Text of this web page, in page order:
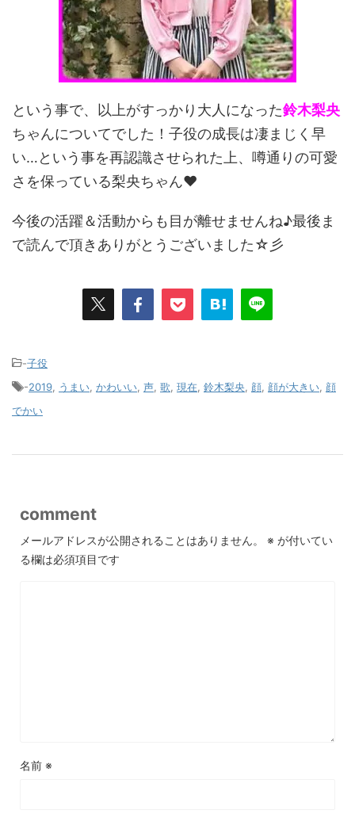
という事で、以上がすっかり大人になった鈴木梨央
ちゃんについてでした！子役の成長は凄まじく早
い…という事を再認識させられた上、噂通りの可愛
さを保っている梨央ちゃん♥
今後の活躍＆活動からも目が離せませんね♪最後ま
で読んで頂きありがとうございました☆彡
-子役
-2019 うまい かわいい 声 歌 現在 鈴木梨央 顔 顔が大きい 顔
でかい
comment
メールアドレスが公開されることはありません。 ※ が付いてい
る欄は必須項目です
名前 ※